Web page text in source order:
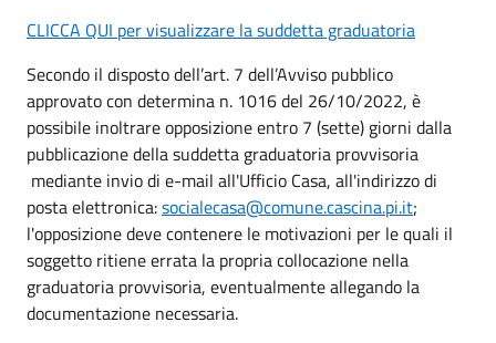
CLICCA QUI per visualizzare la suddetta graduatoria
Secondo il disposto dell’art. 7 dell’Avviso pubblico
approvato con determina n. 1016 del 26/10/2022, è
possibile inoltrare opposizione entro 7 (sette) giorni dalla
pubblicazione della suddetta graduatoria provvisoria
mediante invio di e-mail all'Ufficio Casa, all'indirizzo di
posta elettronica:socialecasa@comune.cascina.pi.it;
l'opposizione deve contenere le motivazioni per le quali il
soggetto ritiene errata la propria collocazione nella
graduatoria provvisoria, eventualmente allegando la
documentazione necessaria.